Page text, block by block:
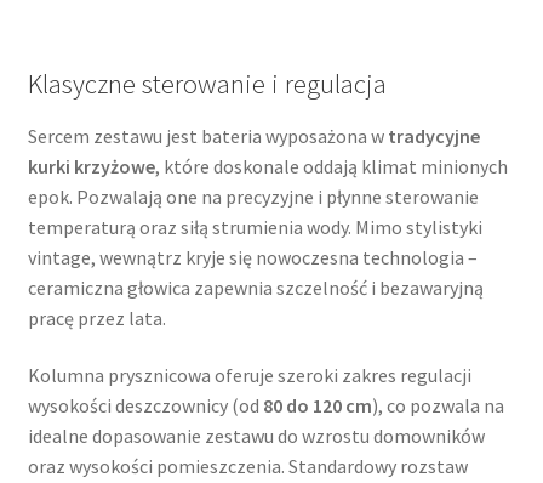
Klasyczne sterowanie i regulacja
Sercem zestawu jest bateria wyposażona w tradycyjne
kurki krzyżowe, które doskonale oddają klimat minionych
epok. Pozwalają one na precyzyjne i płynne sterowanie
temperaturą oraz siłą strumienia wody. Mimo stylistyki
vintage, wewnątrz kryje się nowoczesna technologia –
ceramiczna głowica zapewnia szczelność i bezawaryjną
pracę przez lata.
Kolumna prysznicowa oferuje szeroki zakres regulacji
wysokości deszczownicy (od 80 do 120 cm), co pozwala na
idealne dopasowanie zestawu do wzrostu domowników
oraz wysokości pomieszczenia. Standardowy rozstaw